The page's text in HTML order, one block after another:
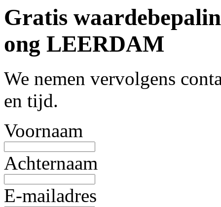
Gratis
ong LEERDAM
We nemen vervolgens
en tijd.
Voornaam
Achternaam
E-mailadres